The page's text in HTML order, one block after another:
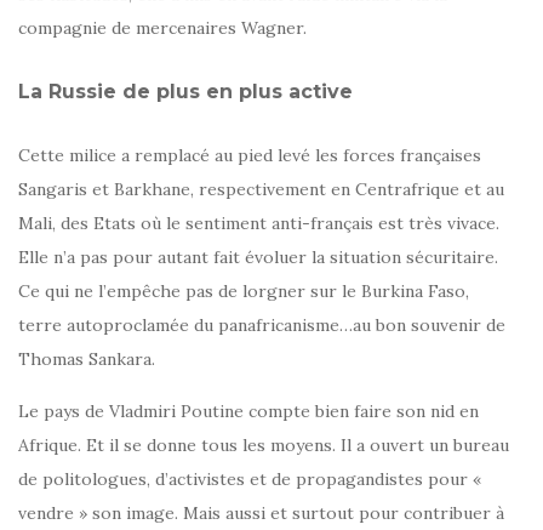
compagnie de mercenaires Wagner.
La Russie de plus en plus active
Cette milice a remplacé au pied levé les forces françaises
Sangaris et Barkhane, respectivement en Centrafrique et au
Mali, des Etats où le sentiment anti-français est très vivace.
Elle n’a pas pour autant fait évoluer la situation sécuritaire.
Ce qui ne l’empêche pas de lorgner sur le Burkina Faso,
terre autoproclamée du panafricanisme…au bon souvenir de
Thomas Sankara.
Le pays de Vladmiri Poutine compte bien faire son nid en
Afrique. Et il se donne tous les moyens. Il a ouvert un bureau
de politologues, d’activistes et de propagandistes pour «
vendre » son image. Mais aussi et surtout pour contribuer à